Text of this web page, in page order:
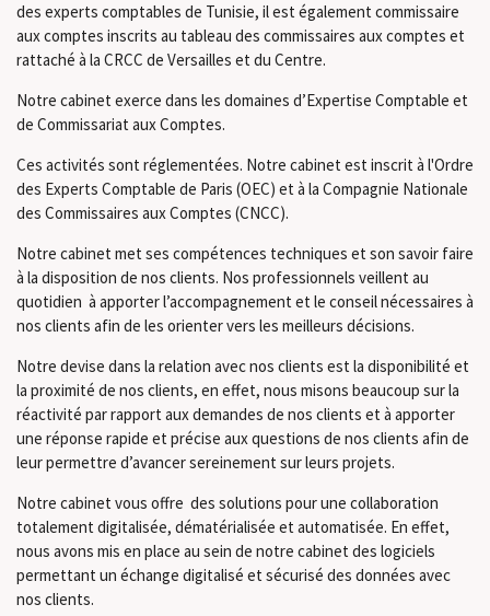
des experts comptables de Tunisie, il est également commissaire
aux comptes inscrits au tableau des commissaires aux comptes et
rattaché à la CRCC de Versailles et du Centre.
Notre cabinet exerce dans les domaines d’Expertise Comptable et
de Commissariat aux Comptes.
Ces activités sont réglementées. Notre cabinet est inscrit à l'Ordre
des Experts Comptable de Paris (OEC) et à la Compagnie Nationale
des Commissaires aux Comptes (CNCC).
Notre cabinet met ses compétences techniques et son savoir faire
à la disposition de nos clients. Nos professionnels veillent au
quotidien à apporter l’accompagnement et le conseil nécessaires à
nos clients afin de les orienter vers les meilleurs décisions.
Notre devise dans la relation avec nos clients est la disponibilité et
la proximité de nos clients, en effet, nous misons beaucoup sur la
réactivité par rapport aux demandes de nos clients et à apporter
une réponse rapide et précise aux questions de nos clients afin de
leur permettre d’avancer sereinement sur leurs projets.
Notre cabinet vous offre des solutions pour une collaboration
totalement digitalisée, dématérialisée et automatisée. En effet,
nous avons mis en place au sein de notre cabinet des logiciels
permettant un échange digitalisé et sécurisé des données avec
nos clients.